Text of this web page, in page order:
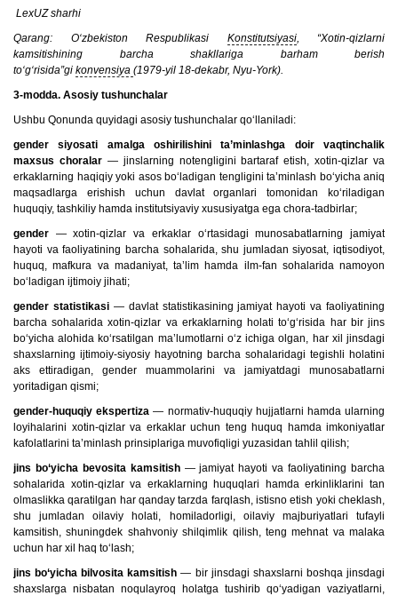
LexUZ sharhi
Qarang: O‘zbekiston Respublikasi Konstitutsiyasi, “Xotin-qizlarni
kamsitishining barcha shakllariga barham berish
to‘g‘risida”gi konvensiya (1979-yil 18-dekabr, Nyu-York).
3-modda. Asosiy tushunchalar
Ushbu Qonunda quyidagi asosiy tushunchalar qo‘llaniladi:
gender siyosati amalga oshirilishini ta’minlashga doir vaqtinchalik
maxsus choralar— jinslarning notengligini bartaraf etish, xotin-qizlar va
erkaklarning haqiqiy yoki asos bo‘ladigan tengligini ta’minlash bo‘yicha aniq
maqsadlarga erishish uchun davlat organlari tomonidan ko‘riladigan
huquqiy, tashkiliy hamda institutsiyaviy xususiyatga ega chora-tadbirlar;
gender — xotin-qizlar va erkaklar o‘rtasidagi munosabatlarning jamiyat
hayoti va faoliyatining barcha sohalarida, shu jumladan siyosat, iqtisodiyot,
huquq, mafkura va madaniyat, ta’lim hamda ilm-fan sohalarida namoyon
bo‘ladigan ijtimoiy jihati;
gender statistikasi— davlat statistikasining jamiyat hayoti va faoliyatining
barcha sohalarida xotin-qizlar va erkaklarning holati to‘g‘risida har bir jins
bo‘yicha alohida ko‘rsatilgan ma’lumotlarni o‘z ichiga olgan, har xil jinsdagi
shaxslarning ijtimoiy-siyosiy hayotning barcha sohalaridagi tegishli holatini
aks ettiradigan, gender muammolarini va jamiyatdagi munosabatlarni
yoritadigan qismi;
gender-huquqiy ekspertiza — normativ-huquqiy hujjatlarni hamda ularning
loyihalarini xotin-qizlar va erkaklar uchun teng huquq hamda imkoniyatlar
kafolatlarini ta’minlash prinsiplariga muvofiqligi yuzasidan tahlil qilish;
jins bo‘yicha bevosita kamsitish— jamiyat hayoti va faoliyatining barcha
sohalarida xotin-qizlar va erkaklarning huquqlari hamda erkinliklarini tan
olmaslikka qaratilgan har qanday tarzda farqlash, istisno etish yoki cheklash,
shu jumladan oilaviy holati, homiladorligi, oilaviy majburiyatlari tufayli
kamsitish, shuningdek shahvoniy shilqimlik qilish, teng mehnat va malaka
uchun har xil haq to‘lash;
jins bo‘yicha bilvosita kamsitish — bir jinsdagi shaxslarni boshqa jinsdagi
shaxslarga nisbatan noqulayroq holatga tushirib qo‘yadigan vaziyatlarni,